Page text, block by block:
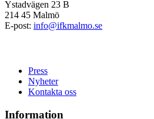
Ystadvägen 23 B
214 45 Malmö
E-post: info@ifkmalmo.se
Press
Nyheter
Kontakta oss
Information